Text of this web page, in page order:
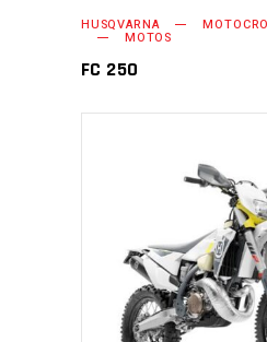
HUSQVARNA
MOTOS
FC 250
AÑADIR AL